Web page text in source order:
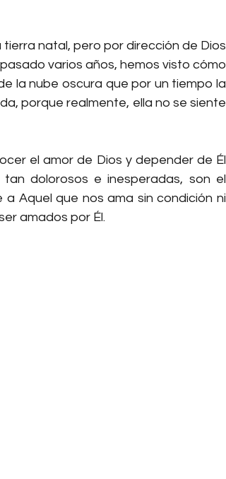
natal, pero por dirección de Dios
varios años, hemos visto cómo
la nube oscura que por un tiempo la
porque realmente, ella no se siente
el amor de Dios y depender de Él
dolorosos e inesperadas, son el
Aquel que nos ama sin condición ni
amados por Él.